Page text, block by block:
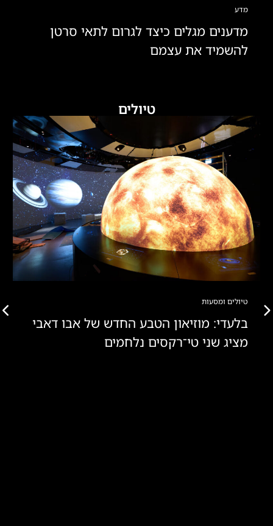
מדע
מדענים מגלים כיצד לגרום לתאי סרטן
להשמיד את עצמם
טיולים
טיולים ומסעות
בלעדי: מוזיאון הטבע החדש של אבו דאבי
מציג שני טי־רקסים נלחמים